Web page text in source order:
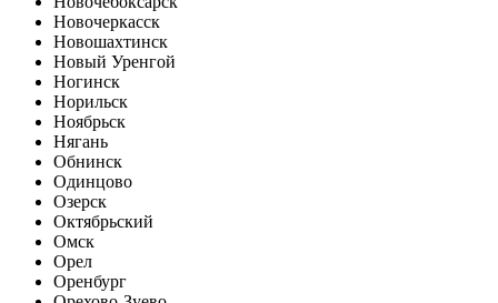
Новочеркасск
Новошахтинск
Новый Уренгой
Ногинск
Норильск
Ноябрьск
Нягань
Обнинск
Одинцово
Озерск
Октябрьский
Омск
Орел
Оренбург